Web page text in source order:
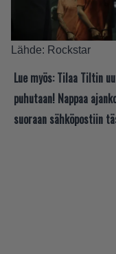
Lähde: Rockstar
Lue myös: Tilaa Tiltin
puhutaan! Nappaa
suoraan sähköpostiin